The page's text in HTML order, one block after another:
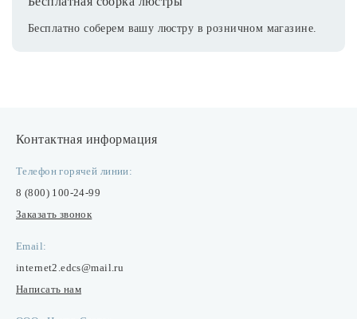
Бесплатно соберем вашу люстру в розничном магазине.
Контактная информация
Телефон горячей линии:
8 (800) 100-24-99
Заказать звонок
Email:
internet2.edcs@mail.ru
Написать нам